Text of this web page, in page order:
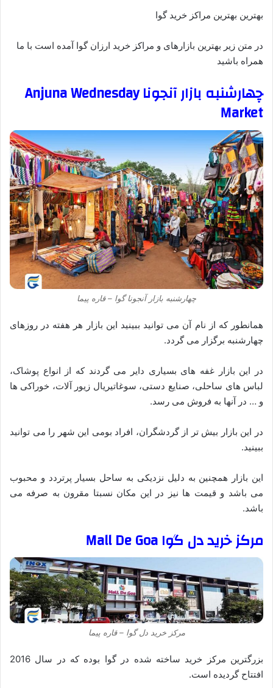
بهترین بهترین مراکز خرید گوا
در متن زیر بهترین بازارهای و مراکز خرید ارزان گوا آمده است با ما
همراه باشید
چهارشنبه بازار آنجونا Anjuna Wednesday
Market
چهارشنبه بازار آنجونا گوا – قاره پیما
همانطور که از نام آن می توانید ببینید این بازار هر هفته در روزهای
چهارشنبه برگزار می گردد.
در این بازار غفه های بسیاری دایر می گردند که از انواع پوشاک،
لباس های ساحلی، صنایع دستی، سوغاتیريال زیور آلات، خوراکی ها
و … در آنها به فروش می رسد.
در این بازار بیش تر از گردشگران، افراد بومی این شهر را می توانید
ببینید.
این بازار همچنین به دلیل نزدیکی به ساحل بسیار پرتردد و محبوب
می باشد و قیمت ها نیز در این مکان نسبتا مقرون به صرفه می
باشد.
مرکز خرید دل گوا Mall De Goa
مرکز خرید دل گوا – قاره پیما
بزرگترین مرکز خرید ساخته شده در گوا بوده که در سال 2016
افتتاح گردیده است.